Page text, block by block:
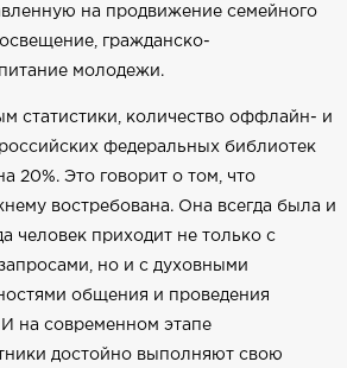
на продвижение семейного
гражданско-
молодежи.
статистики, количество оффлайн- и
федеральных библиотек
20%. Это говорит о том, что
востребована. Она всегда была и
человек приходит не только с
но и с духовными
общения и проведения
И на современном этапе
достойно выполняют свою